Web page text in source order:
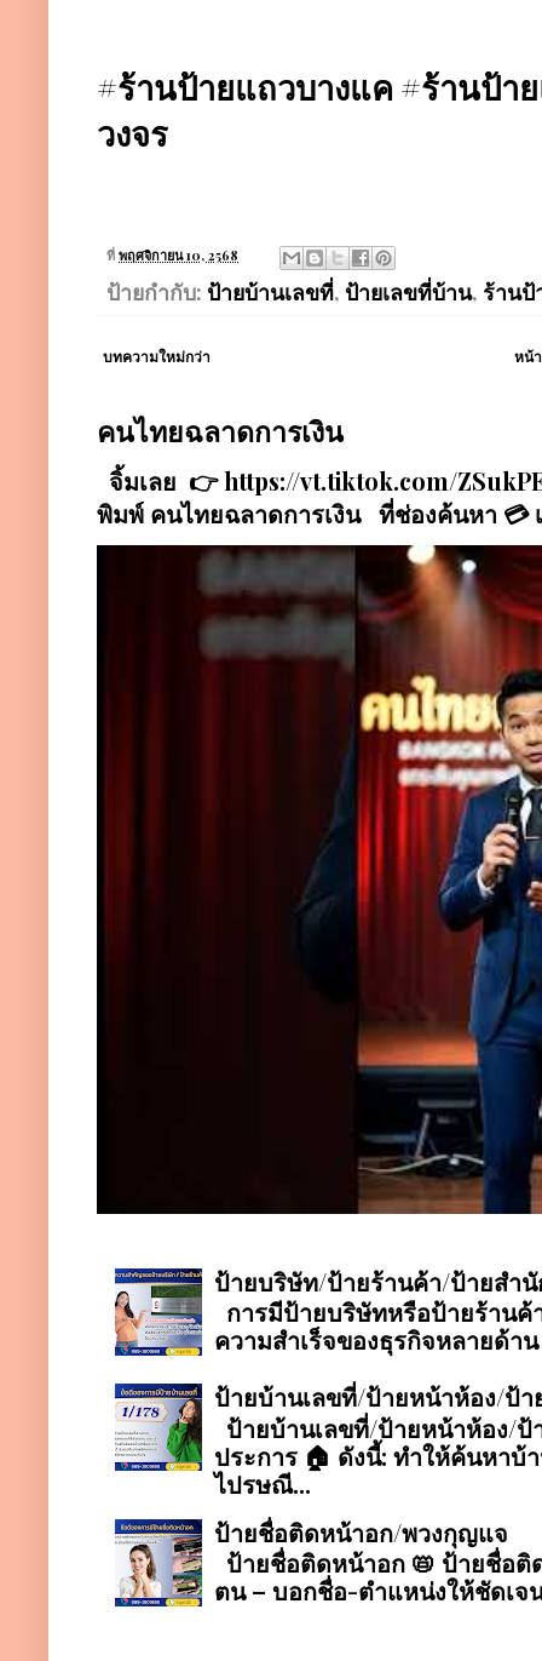
#ร้านป้ายแถวบางแค #ร้านป้า
วงจร
ที่ พฤศจิกายน 10, 2568
ป้ายกำกับ: ป้ายบ้านเลขที่, ป้ายเลขที่บ้าน, ร้านป้
บทความใหม่กว่า หน้
คนไทยฉลาดการเงิน
จิ้มเลย 👉 https://vt.tiktok.com/
พิมพ์ คนไทยฉลาดการเงิน ที่ช่องค้นหา 💳
ป้ายบริษัท/ป้ายร้านค้า/ป้ายสำนั
การมีป้ายบริษัทหรือป้ายร้าน
ความสำเร็จของธุรกิจหลายด้า
ป้ายบ้านเลขที่/ป้ายหน้าห้อง/ป้า
ป้ายบ้านเลขที่/ป้ายหน้าห้อง/
ประการ 🏠 ดังนี้: ทำให้ค้นหาบ้
ไปรษณี...
ป้ายชื่อติดหน้าอก/พวงกุญแจ
ป้ายชื่อติดหน้าอก 📛 ป้ายชื่อติ
ตน – บอกชื่อ-ตำแหน่งให้ชัดเจ